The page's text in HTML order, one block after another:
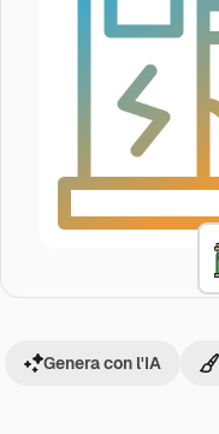
Genera con l'IA